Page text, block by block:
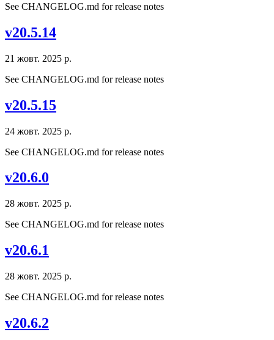
See CHANGELOG.md for release notes
v20.5.14
21 жовт. 2025 р.
See CHANGELOG.md for release notes
v20.5.15
24 жовт. 2025 р.
See CHANGELOG.md for release notes
v20.6.0
28 жовт. 2025 р.
See CHANGELOG.md for release notes
v20.6.1
28 жовт. 2025 р.
See CHANGELOG.md for release notes
v20.6.2